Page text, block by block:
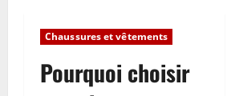
Chaussures et vêtements
Pourquoi choisir